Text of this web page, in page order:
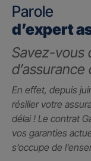
Parole
d’expert
Savez-vous
En effet, depuis
résilier votre
délai ! Le contrat
vos garanties
s’occupe de